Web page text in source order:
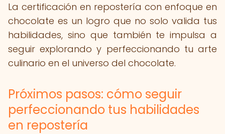
La certificación en repostería con enfoque en
chocolate es un logro que no solo valida tus
habilidades, sino que también te impulsa a
seguir explorando y perfeccionando tu arte
culinario en el universo del chocolate.
Próximos pasos: cómo seguir
perfeccionando tus habilidades
en repostería